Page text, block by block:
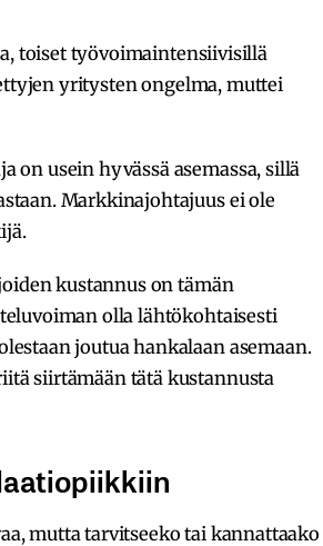
toiset työvoimaintensiivisillä
yritysten ongelma, muttei
usein hyvässä asemassa, sillä
Markkinajohtajuus ei ole
kustannus on tämän
olla lähtökohtaisesti
joutua hankalaan asemaan.
siirtämään tätä kustannusta
mutta tarvitseeko tai kannattaako